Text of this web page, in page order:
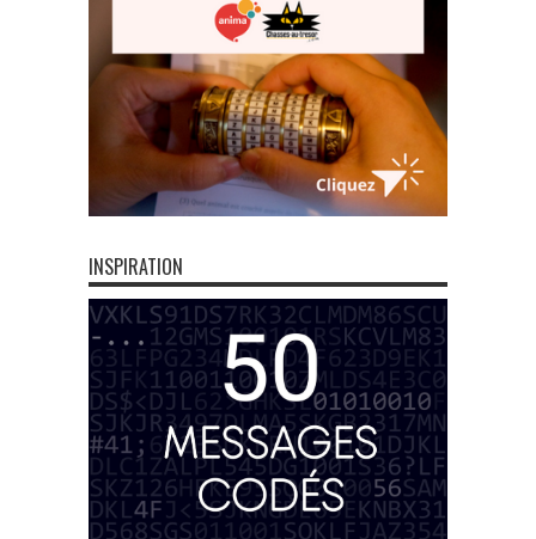
INSPIRATION